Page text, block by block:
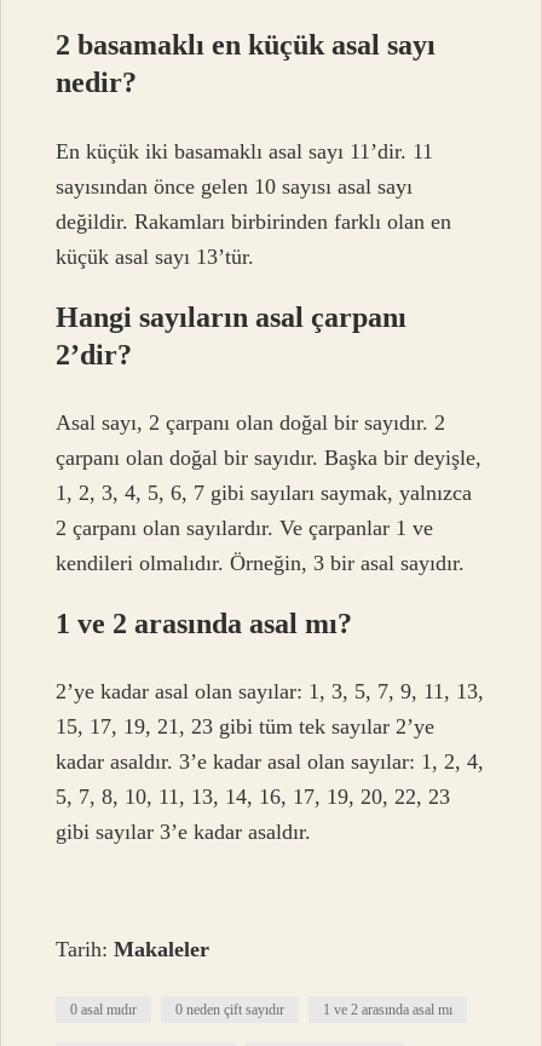
2 basamaklı en küçük asal sayı
nedir?
En küçük iki basamaklı asal sayı 11’dir. 11
sayısından önce gelen 10 sayısı asal sayı
değildir. Rakamları birbirinden farklı olan en
küçük asal sayı 13’tür.
Hangi sayıların asal çarpanı
2’dir?
Asal sayı, 2 çarpanı olan doğal bir sayıdır. 2
çarpanı olan doğal bir sayıdır. Başka bir deyişle,
1, 2, 3, 4, 5, 6, 7 gibi sayıları saymak, yalnızca
2 çarpanı olan sayılardır. Ve çarpanlar 1 ve
kendileri olmalıdır. Örneğin, 3 bir asal sayıdır.
1 ve 2 arasında asal mı?
2’ye kadar asal olan sayılar: 1, 3, 5, 7, 9, 11, 13,
15, 17, 19, 21, 23 gibi tüm tek sayılar 2’ye
kadar asaldır. 3’e kadar asal olan sayılar: 1, 2, 4,
5, 7, 8, 10, 11, 13, 14, 16, 17, 19, 20, 22, 23
gibi sayılar 3’e kadar asaldır.
Tarih:Makaleler
0 asal mıdır 0 neden çift sayıdır 1 ve 2 arasında asal mı